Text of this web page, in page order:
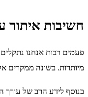
חשיבות איתור
פעמים רבות אנחנו
מיותרות. בשונה ממקרים
בנוסף לידע הרב של עורך